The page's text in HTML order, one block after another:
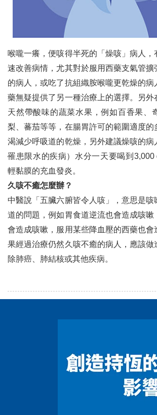
喉嚨一癢，便咳得半死的「燥咳」病人，
速改善病情，尤其對於服用西藥支氣管擴
的病人，或吃了抗組織胺喉嚨更乾燥的病
藥無疑提供了另一種治療上的選擇。另外
天然帶酸味的蔬菜水果，例如百香果、
梨、蕃茄等等，在腸胃許可的範圍適度的
渴減少呼吸道的乾燥，另外建議燥咳的病
罹患限水的疾病）水分一天要喝到3,000
輕黏膜的充血發炎。
久咳不癒怎麼辦？
中醫說「五臟六腑皆令人咳」，意思是咳
道的問題，例如胃食道逆流也會造成咳嗽
會造成咳嗽，服用某些降血壓的西藥也會
果經過治療仍然久咳不癒的病人，應該做
除肺癌、肺結核或其他疾病。